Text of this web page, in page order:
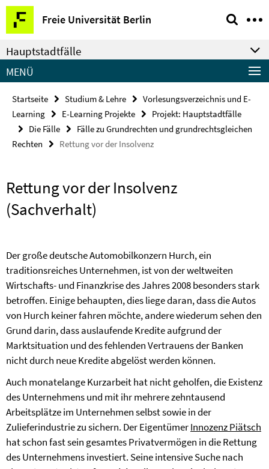
Springe
direkt
zu
Inhalt
Freie Universität Berlin
Service-
Navigation
Hauptstadtfälle
MENÜ
Startseite Studium & Lehre
Vorlesungsverzeichnis und E-
Learning
E-Learning Projekte
Projekt: Hauptstadtfälle
Die Fälle
Fälle zu Grundrechten und grundrechtsgleichen
Rechten
Rettung vor der Insolvenz
Rettung vor der Insolvenz
(Sachverhalt)
Der große deutsche Automobilkonzern Hurch, ein
traditionsreiches Unternehmen, ist von der weltweiten
Wirtschafts- und Finanzkrise des Jahres 2008 besonders stark
betroffen. Einige behaupten, dies liege daran, dass die Autos
von Hurch keiner fahren möchte, andere wiederum sehen den
Grund darin, dass auslaufende Kredite aufgrund der
Marktsituation und des fehlenden Vertrauens der Banken
nicht durch neue Kredite abgelöst werden können.
Auch monatelange Kurzarbeit hat nicht geholfen, die Existenz
des Unternehmens und mit ihr mehrere zehntausend
Arbeitsplätze im Unternehmen selbst sowie in der
Zulieferindustrie zu sichern. Der EigentümerInnozenz Piätsch
hat schon fast sein gesamtes Privatvermögen in die Rettung
des Unternehmens investiert. Seine intensive Suche nach